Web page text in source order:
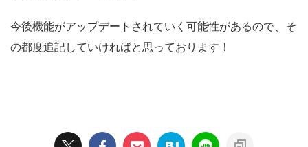
今後機能がアップデートされていく可能性があるので、 そ
の都度追記していければと思っております！